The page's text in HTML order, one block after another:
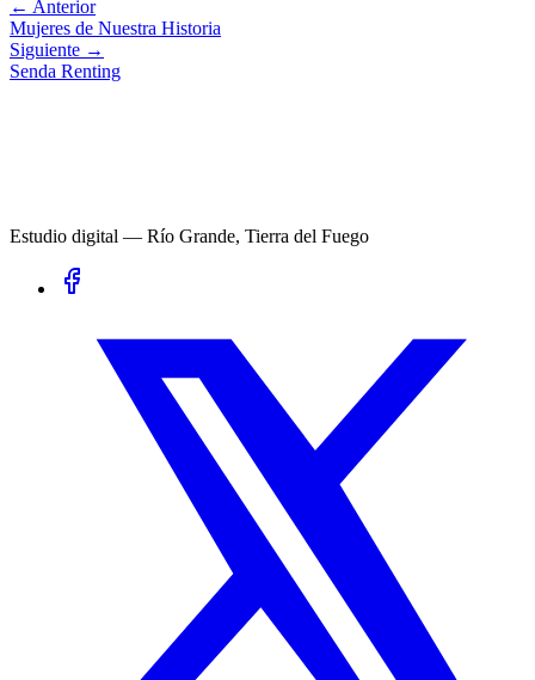
← Anterior
Mujeres de Nuestra Historia
Siguiente →
Senda Renting
Estudio digital — Río Grande, Tierra del Fuego